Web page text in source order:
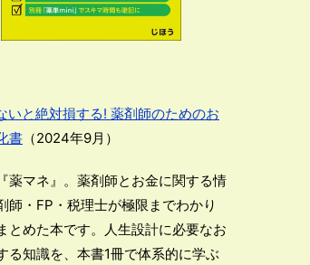
いと絶対損する! 薬剤師のためのお
書 （2024年9月）
薬マネ』。薬剤師とお金に関する情
師・FP・税理士が極限までわかり
とめた本です。人生設計に必要なお
る知識を、本書1冊で体系的に学ぶ